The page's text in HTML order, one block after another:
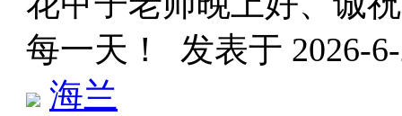
每一天！ 发表于 2026-
海兰